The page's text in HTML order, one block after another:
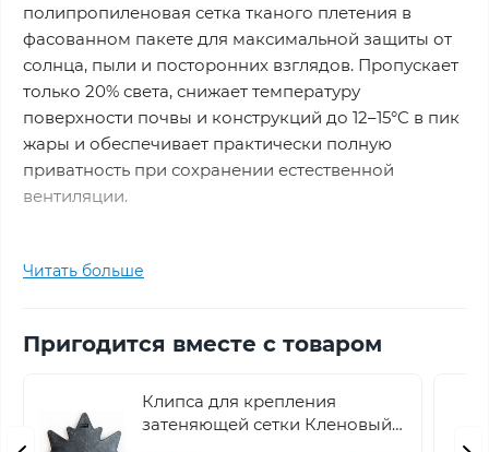
полипропиленовая сетка тканого плетения в
фасованном пакете для максимальной защиты от
солнца, пыли и посторонних взглядов. Пропускает
только 20% света, снижает температуру
поверхности почвы и конструкций до 12–15°C в пик
жары и обеспечивает практически полную
приватность при сохранении естественной
вентиляции.
заборов стандартной высоты, фасадов и навесов:
одним полотном, а длина 10 м покрывает участок
без стыков и нахлестов. Готовый размер без
Почему именно 80%?
Читать больше
Пригодится вместе с товаром
Клипса для крепления
затеняющей сетки Кленовый